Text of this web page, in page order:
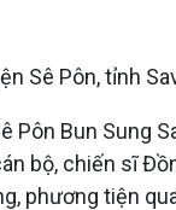
Sê Pôn, tỉnh
Bun Sung
bộ, chiến sĩ
phương tiện